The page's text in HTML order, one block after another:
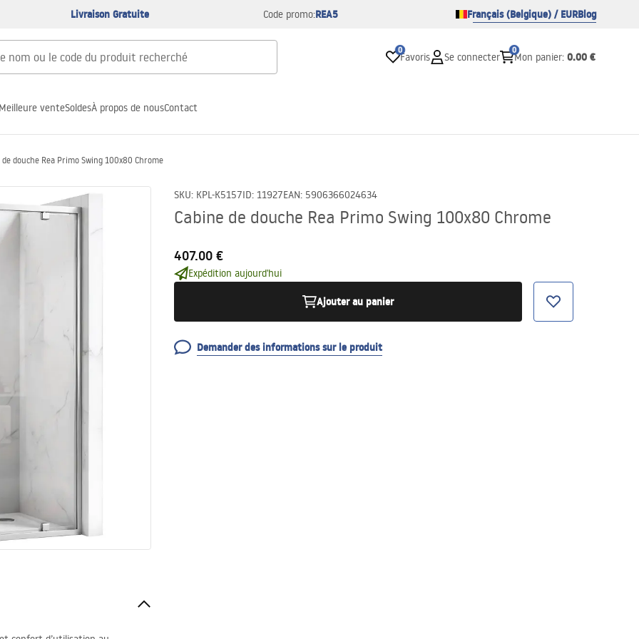
Livraison Gratuite Code promo:REA5 Français (Belgique) / EURBlog
0
Favoris Se connecter
0
Mon panier: 0.00 €
Meilleure venteSoldesÀ propos de nousContact
de douche Rea Primo Swing 100x80 Chrome
SKU: KPL-K5157ID: 11927EAN: 5906366024634
Cabine de douche Rea Primo Swing 100x80 Chrome
407.00 €
Expédition aujourd'hui
Ajouter au panier
Demander des informations sur le produit